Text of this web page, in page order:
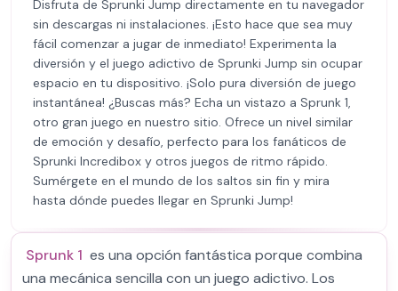
Disfruta de Sprunki Jump directamente en tu navegador
sin descargas ni instalaciones. ¡Esto hace que sea muy
fácil comenzar a jugar de inmediato! Experimenta la
diversión y el juego adictivo de Sprunki Jump sin ocupar
espacio en tu dispositivo. ¡Solo pura diversión de juego
instantánea! ¿Buscas más? Echa un vistazo a Sprunk 1,
otro gran juego en nuestro sitio. Ofrece un nivel similar
de emoción y desafío, perfecto para los fanáticos de
Sprunki Incredibox y otros juegos de ritmo rápido.
Sumérgete en el mundo de los saltos sin fin y mira
hasta dónde puedes llegar en Sprunki Jump!
Sprunk 1 es una opción fantástica porque combina
una mecánica sencilla con un juego adictivo. Los